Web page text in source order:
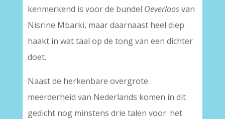
kenmerkend is voor de bundel Oeverloosvan
Nisrine Mbarki, maar daarnaast heel diep
haakt in wat taal op de tong van een dichter
doet.
Naast de herkenbare overgrote
meerderheid van Nederlands komen in dit
gedicht nog minstens drie talen voor: het